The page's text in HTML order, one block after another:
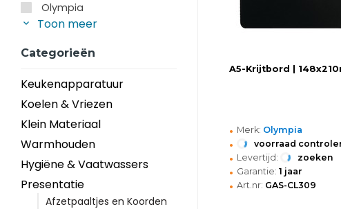
Olympia
Toon meer
Categorieën
Keukenapparatuur
Koelen & Vriezen
Klein Materiaal
Warmhouden
Hygiëne & Vaatwassers
Presentatie
Afzetpaaltjes en Koorden
A5-Krijtbord |
• Merk: Olympia
• voorraad
• Levertijd: zoeken
• Garantie: 1 jaar
• Art.nr: GAS-CL309